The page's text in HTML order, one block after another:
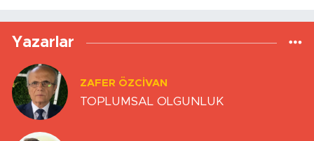
Yazarlar
ZAFER ÖZCIVAN
TOPLUMSAL OLGUNLUK